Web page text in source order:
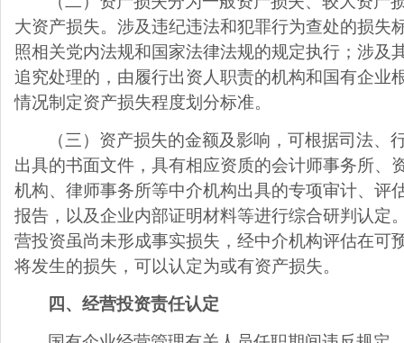
大资产损失。涉及违纪违法和犯罪行为查处的损失
照相关党内法规和国家法律法规的规定执行；涉及
追究处理的，由履行出资人职责的机构和国有企业
情况制定资产损失程度划分标准。
（三）资产损失的金额及影响，可根据司法、
出具的书面文件，具有相应资质的会计师事务所、
机构、律师事务所等中介机构出具的专项审计、评
报告，以及企业内部证明材料等进行综合研判认定
营投资虽尚未形成事实损失，经中介机构评估在可
将发生的损失，可以认定为或有资产损失。
四、经营投资责任认定